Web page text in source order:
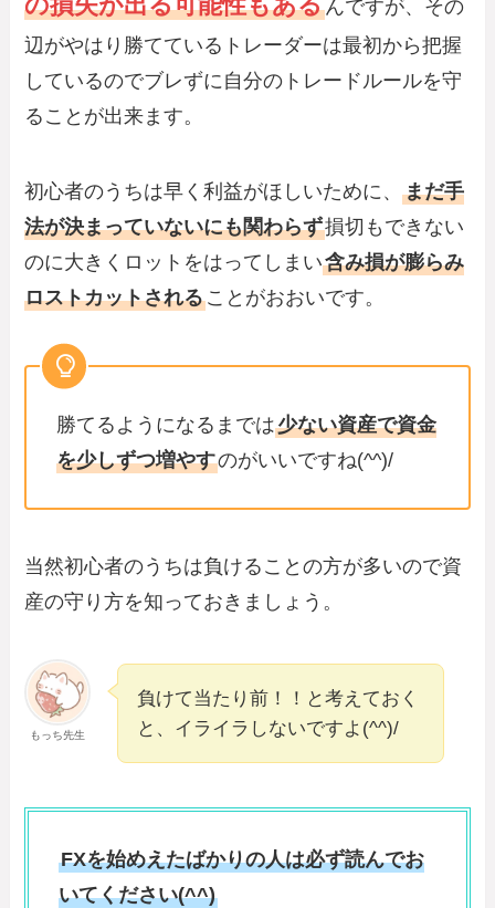
んですが、その
辺がやはり勝てているトレーダーは最初から把握
しているのでブレずに自分のトレードルールを守
ることが出来ます。
初心者のうちは早く利益がほしいために、まだ手
法が決まっていないにも関わらず損切もできない
のに大きくロットをはってしまい含み損が膨らみ
ロストカットされることがおおいです。
勝てるようになるまでは少ない資産で資金
を少しずつ増やすのがいいですね(^^)/
当然初心者のうちは負けることの方が多いので資
産の守り方を知っておきましょう。
もっち先生
負けて当たり前！！と考えておく
と、イライラしないですよ(^^)/
FXを始めえたばかりの人は必ず読んでお
いてください(^^)